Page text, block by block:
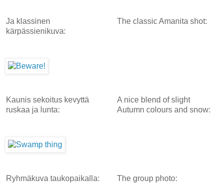
Ja klassinen
kärpässienikuva:
The classic Amanita shot:
Kaunis sekoitus kevyttä
ruskaa ja lunta:
A nice blend of slight
Autumn colours and snow:
Ryhmäkuva taukopaikalla: The group photo: